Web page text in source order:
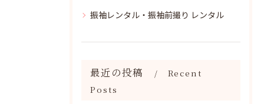
振袖レンタル・振袖前撮り レンタル
最近の投稿
Recent
Posts